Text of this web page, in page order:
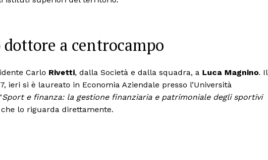
Menu
a centrocampo
Carlo Rivetti, dalla Società e dalla squadra, a Luca Magnino. Il
ieri si è laureato in Economia Aziendale presso l’Università
Sport e finanza: la gestione finanziaria e patrimoniale degli sportivi
lo riguarda direttamente.